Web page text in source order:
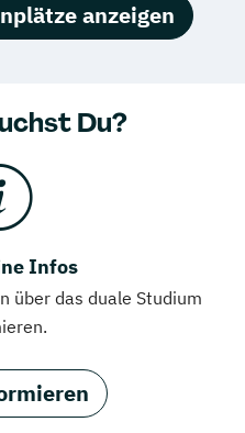
anzeigen
Du?
Infos
über das duale Studium